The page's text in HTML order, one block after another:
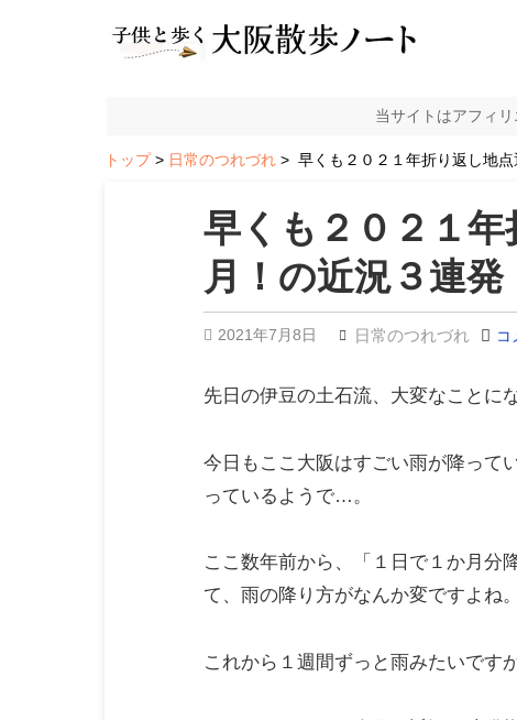
当サイトはアフィ
トップ 日常のつれづれ 早くも２０２１年折り返し地
早くも２０２１年
月！の近況３連発
2021年7月8日 日常のつれづれ コ
先日の伊豆の土石流、大変なことに
今日もここ大阪はすごい雨が降って
っているようで…。
ここ数年前から、「１日で１か月分
て、雨の降り方がなんか変ですよね。
これから１週間ずっと雨みたいです